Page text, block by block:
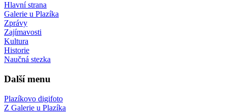
Hlavní strana
Galerie u Plazíka
Zprávy
Zajímavosti
Kultura
Historie
Naučná stezka
Další menu
Plazíkovo digifoto
Z Galerie u Plazíka